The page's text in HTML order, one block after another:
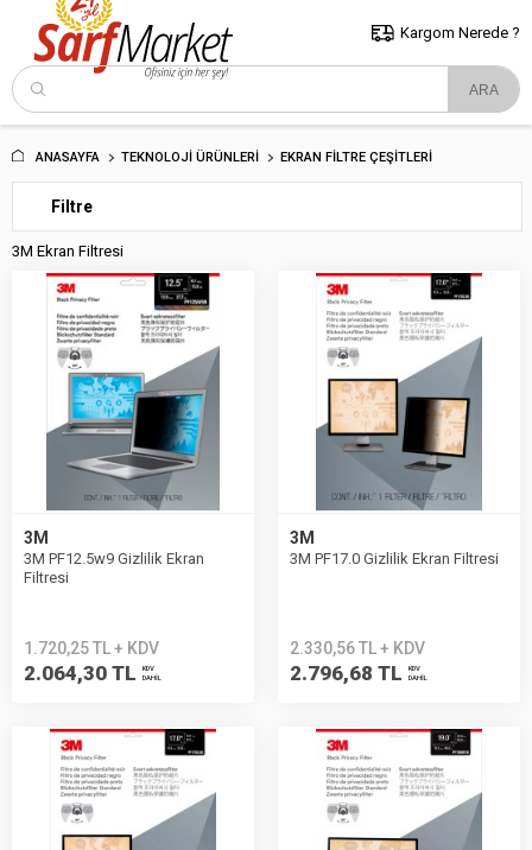
5000 TL ve Üzeri Alışverişlerde İstanbul İçi Kargo Bedava!
ve Trakya İçin Tıklayın..
Kargom Nerede ?
ANASAYFA TEKNOLOJI ÜRÜNLERI EKRAN FILTRE ÇEŞITLERI
Filtre
3M Ekran Filtresi
3M
3M PF12.5w9 Gizlilik Ekran
Filtresi
1.720,25 TL + KDV
2.064,30 TL
KDV
DAHİL
3M
3M PF17.0 Gizlilik Ekran Filtresi
2.330,56 TL + KDV
2.796,68 TL
KDV
DAHİL